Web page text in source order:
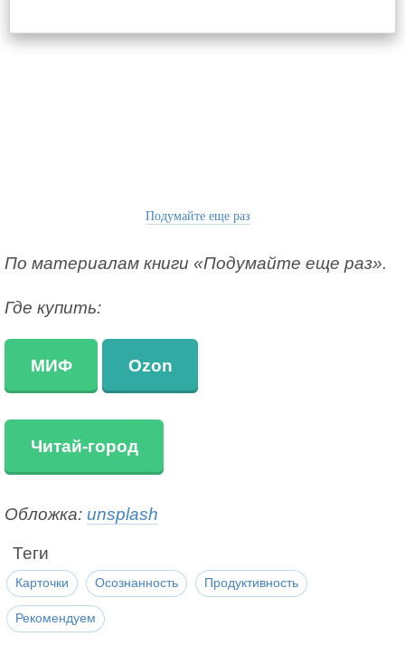
Подумайте еще раз
По материалам книги «Подумайте еще раз».
Где купить:
МИФ Ozon
Читай-город
Обложка: unsplash
Теги
Карточки Осознанность Продуктивность
Рекомендуем